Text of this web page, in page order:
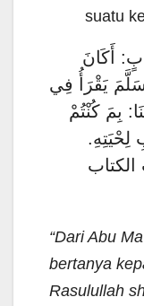
suatu
أَكَانَ
يَقْرَأُ فِي
بِمَ كُنْتُمْ
“Dari Abu
bertanya
Rasulullah